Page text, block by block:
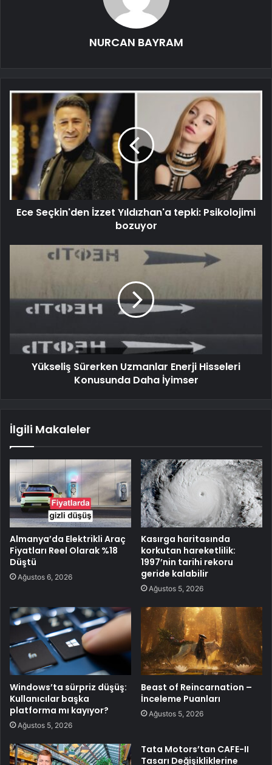
NURCAN BAYRAM
Ece Seçkin'den İzzet Yıldızhan'a tepki: Psikolojimi
bozuyor
Yükseliş Sürerken Uzmanlar Enerji Hisseleri
Konusunda Daha İyimser
İlgili Makaleler
Almanya’da Elektrikli Araç
Fiyatları Reel Olarak %18
Düştü
Ağustos 6, 2026
Kasırga haritasında
korkutan hareketlilik:
1997’nin tarihi rekoru
geride kalabilir
Ağustos 5, 2026
Windows’ta sürpriz düşüş:
Kullanıcılar başka
platforma mı kayıyor?
Ağustos 5, 2026
Beast of Reincarnation –
İnceleme Puanları
Ağustos 5, 2026
Tata Motors’tan CAFE-II
Tasarı Değişikliklerine